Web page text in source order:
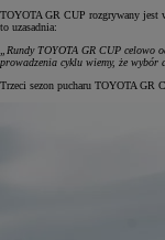
TOYOTA GR CUP rozgrywany jest
to uzasadnia:
„Rundy TOYOTA GR CUP celowo
prowadzenia cyklu wiemy, że
Trzeci sezon pucharu TOYOTA GR